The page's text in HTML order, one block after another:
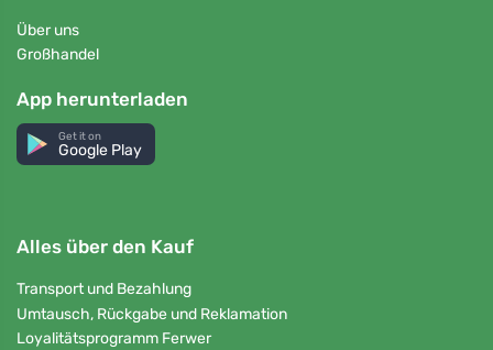
Über uns
Großhandel
App herunterladen
Get it on
Google Play
Alles über den Kauf
Transport und Bezahlung
Umtausch, Rückgabe und Reklamation
Loyalitätsprogramm Ferwer